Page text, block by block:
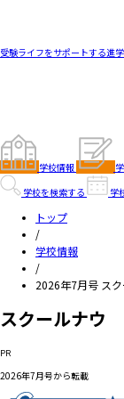
受験ライフをサポートする進
学校情報
学校を検索する
学
トップ
/
学校情報
/
2026年7月号 ス
スクールナウ
PR
2026年7月号から転載